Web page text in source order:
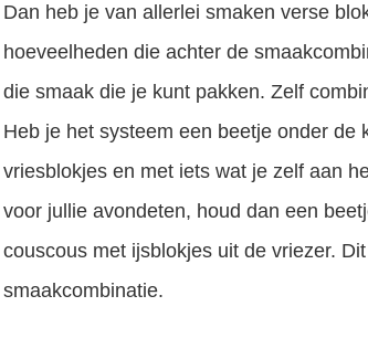
Dan heb je van allerlei smaken verse
hoeveelheden die achter de
die smaak die je kunt pakken. Zelf
Heb je het systeem een beetje onder
vriesblokjes en met iets wat je zelf aan
voor jullie avondeten, houd dan een
couscous met ijsblokjes uit de vriezer.
smaakcombinatie.